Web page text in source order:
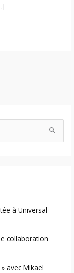
à Universal
collaboration
avec Mikael